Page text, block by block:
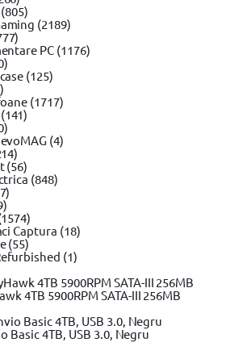
(2189)
PC (1176)
(125)
(1717)
(4)
(56)
(848)
Captura (18)
(55)
(1)
4TB 5900RPM SATA-III 256MB
Basic 4TB, USB 3.0, Negru
adecvat soferului cheie. In
fabrica (individual pentru fiecare cheie,
Tip
Cheie autoreglabila
Material Otel cromat-vanadiu intarit